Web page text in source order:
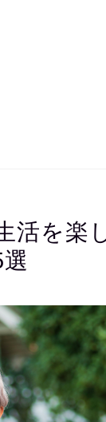
活を楽